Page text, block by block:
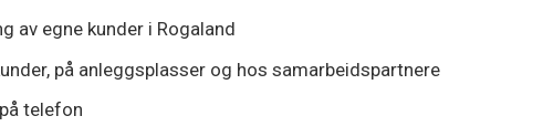
av egne kunder i Rogaland
på anleggsplasser og hos samarbeidspartnere
telefon